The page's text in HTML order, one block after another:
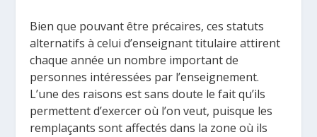
Bien que pouvant être précaires, ces statuts
alternatifs à celui d’enseignant titulaire attirent
chaque année un nombre important de
personnes intéressées par l’enseignement.
L’une des raisons est sans doute le fait qu’ils
permettent d’exercer où l’on veut, puisque les
remplaçants sont affectés dans la zone où ils